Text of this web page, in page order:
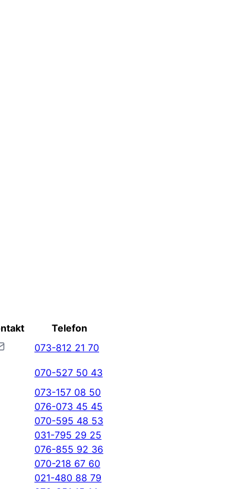
Telefon
073-812 21 70
070-527 50 43
073-157 08 50
076-073 45 45
070-595 48 53
031-795 29 25
076-855 92 36
070-218 67 60
021-480 88 79